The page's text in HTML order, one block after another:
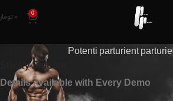
0 ۰
Potenti parturient parturie
Sticky Sidebar
Details available with Every Demo